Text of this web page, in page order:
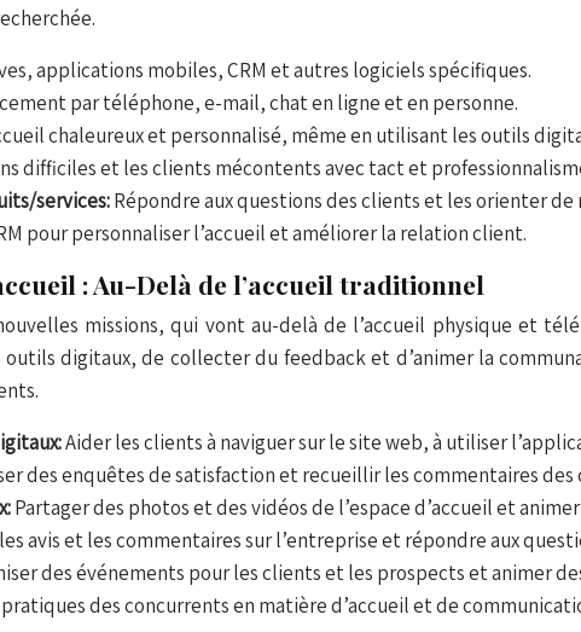
applications mobiles, CRM et autres logiciels spécifiques.
par téléphone, e-mail, chat en ligne et en personne.
chaleureux et personnalisé, même en utilisant les outils
difficiles et les clients mécontents avec tact et
services:Répondre aux questions des clients et les orienter
pour personnaliser l’accueil et améliorer la relation client.
: Au-Delà de l’accueil traditionnel
missions, qui vont au-delà de l’accueil physique et
digitaux, de collecter du feedback et d’animer la
Aider les clients à naviguer sur le site web, à utiliser
des enquêtes de satisfaction et recueillir les commentaires des
Partager des photos et des vidéos de l’espace d’accueil et
avis et les commentaires sur l’entreprise et répondre aux
des événements pour les clients et les prospects et animer
des concurrents en matière d’accueil et de